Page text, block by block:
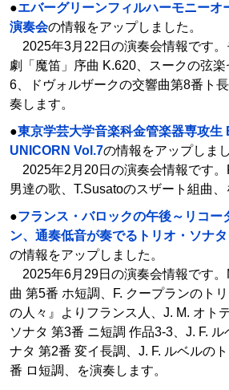
●エバーグリーンフィルハーモニーオ
演奏会の情報をアップしました。
2025年3月22日の演奏会情報です。
劇「魔笛」序曲 K.620、スークの弦
6、ドヴォルザークの交響曲第8番ト
奏します。
●東京学芸大学音楽科金管楽器専攻
UNICORN Vol.7の情報をアップしまし
2025年2月20日の演奏会情報です。
男達の歌、T.Susatoのスザート組曲、
●フランス・バロックの午後～リコー
ン、通奏低音が奏でるトリオ・ソナ
の情報をアップしました。
2025年6月29日の演奏会情報です。
曲 第5番 ホ短調、F. クープランのト
の人々』よりフランス人、J. M. オト
ソナタ 第3番 ニ短調 作品3-3、J. F.
ナタ 第2番 変イ長調、J. F. ルベルの
番 ロ短調、を演奏します。